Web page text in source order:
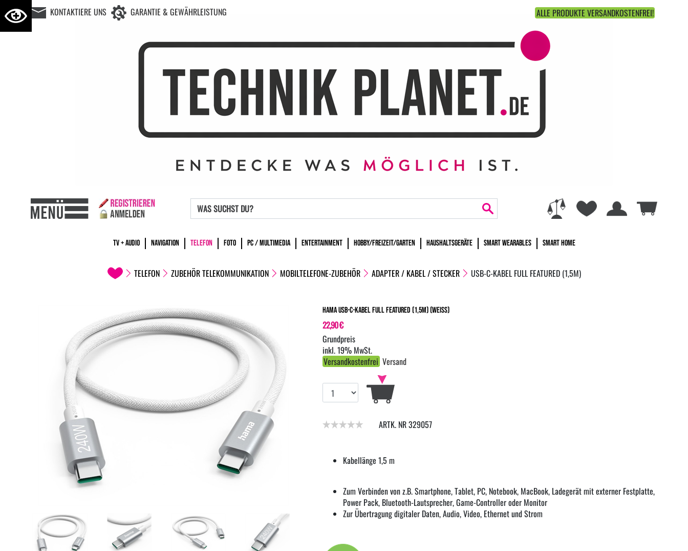
KONTAKTIERE UNS GARANTIE & GEWÄHRLEISTUNG ALLE PRODUKTE VERSANDKOSTENFREI!
TV + AUDIO NAVIGATION TELEFON FOTO PC / MULTIMEDIA ENTERTAINMENT HOBBY/FREIZEIT/GARTEN HAUSHALTSGERÄTE SMART WEARABLES SMART HOME
TELEFON ZUBEHÖR TELEKOMMUNIKATION MOBILTELEFONE-ZUBEHÖR ADAPTER / KABEL / STECKER USB-C-KABEL FULL FEATURED (1,5M)
Hama USB-C-Kabel Full Featured (1,5m) (weiss)
ARTK. NR 329057
Kabellänge 1,5 m
Zum Verbinden von z.B. Smartphone, Tablet, PC, Notebook, MacBook, Ladegerät mit externer Festplatte,
Power Pack, Bluetooth-Lautsprecher, Game-Controller oder Monitor
Zur Übertragung digitaler Daten, Audio, Video, Ethernet und Strom
22,90 €
inkl. 19% MwSt.
Versandkostenfrei Versand